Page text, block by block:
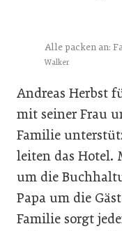
Alle packen an:
Walker
Andreas Herbst
mit seiner Frau
Familie
leiten das Hotel.
um die
Papa um die
Familie sorgt